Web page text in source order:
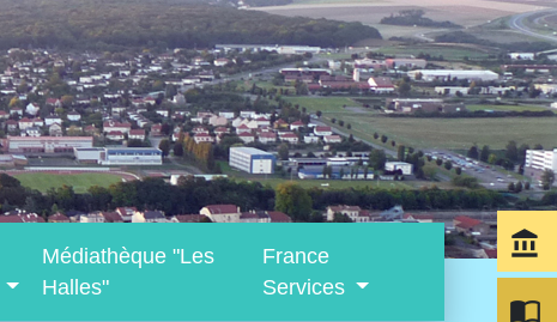
Médiathèque "Les
Halles"
France
Services
account_balance
import_contacts